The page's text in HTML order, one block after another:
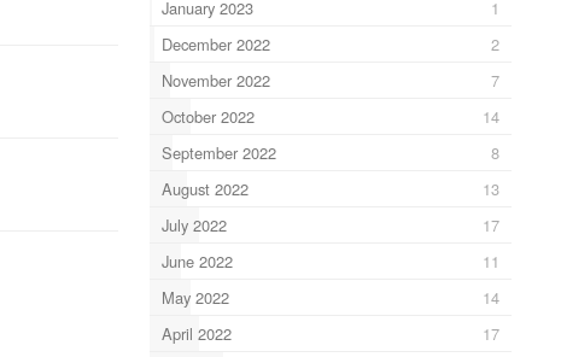
January 2023
1
December 2022
2
November 2022
7
October 2022
14
September 2022
8
August 2022
13
July 2022
17
June 2022
11
May 2022
14
April 2022
17